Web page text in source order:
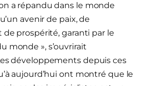
a répandu dans le monde
avenir de paix, de
prospérité, garanti par le
monde », s’ouvrirait
développements depuis ces
aujourd’hui ont montré que le